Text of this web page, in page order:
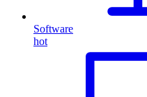
Software
hot